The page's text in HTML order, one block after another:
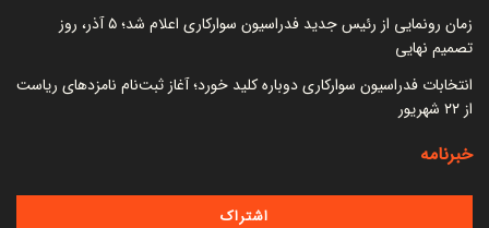
زمان رونمایی از رئیس جدید فدراسیون سوارکاری اعلام شد؛ ۵ آذر، روز
تصمیم نهایی
انتخابات فدراسیون سوارکاری دوباره کلید خورد؛ آغاز ثبت‌نام نامزدهای ریاست
از ۲۲ شهریور
خبرنامه